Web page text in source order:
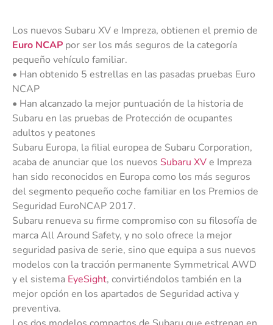
Los nuevos Subaru XV e Impreza, obtienen el premio de
Euro NCAP por ser los más seguros de la categoría
pequeño vehículo familiar.
• Han obtenido 5 estrellas en las pasadas pruebas Euro
NCAP
• Han alcanzado la mejor puntuación de la historia de
Subaru en las pruebas de Protección de ocupantes
adultos y peatones
Subaru Europa, la filial europea de Subaru Corporation,
acaba de anunciar que los nuevos Subaru XVe Impreza
han sido reconocidos en Europa como los más seguros
del segmento pequeño coche familiar en los Premios de
Seguridad EuroNCAP 2017.
Subaru renueva su firme compromiso con su filosofía de
marca All Around Safety, y no solo ofrece la mejor
seguridad pasiva de serie, sino que equipa a sus nuevos
modelos con la tracción permanente Symmetrical AWD
y el sistema EyeSight, convirtiéndolos también en la
mejor opción en los apartados de Seguridad activa y
preventiva.